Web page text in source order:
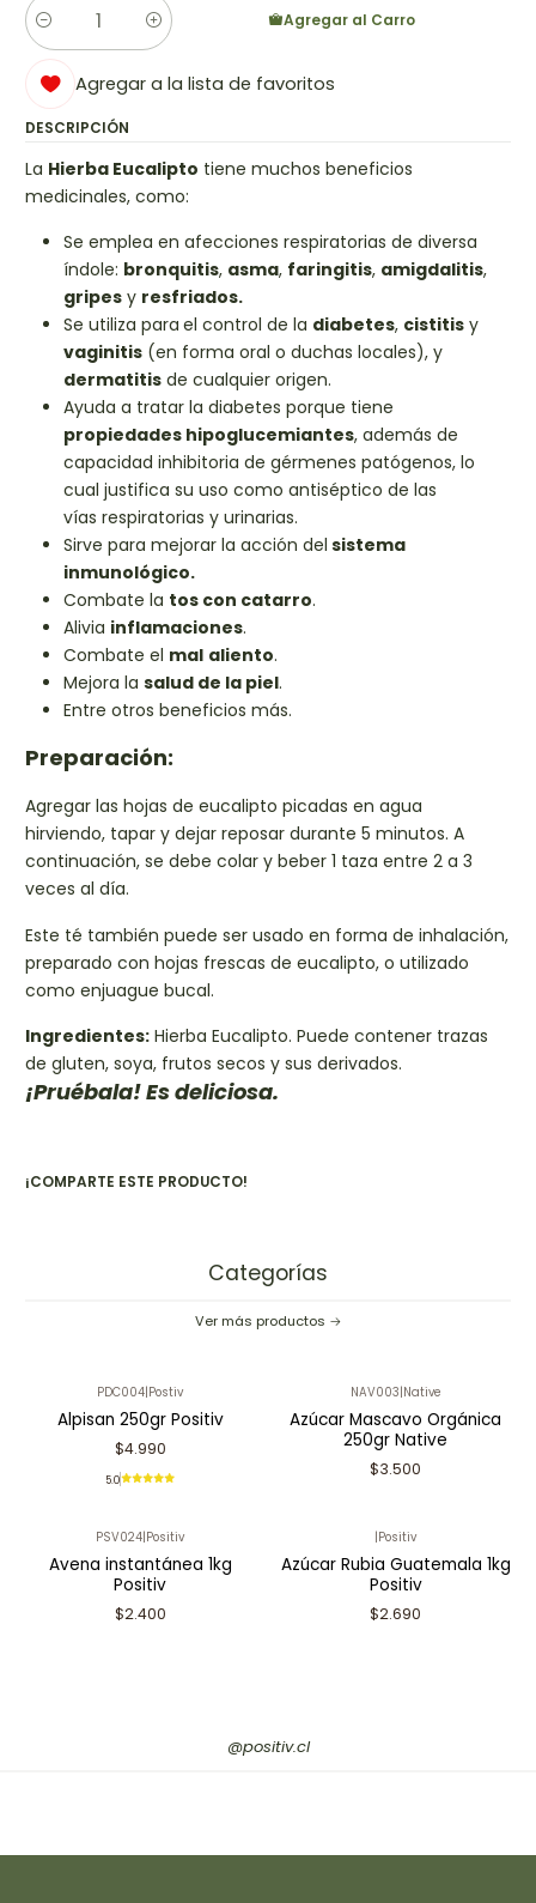
Cantidad
Agregar al Carro
Agregar a la lista de favoritos
DESCRIPCIÓN
La Hierba Eucalipto tiene muchos beneficios
medicinales, como:
Se emplea en afecciones respiratorias de diversa
índole: bronquitis, asma, faringitis, amigdalitis,
gripes y resfriados.
Se utiliza para el control de la diabetes, cistitis y
vaginitis (en forma oral o duchas locales), y
dermatitis de cualquier origen.
Ayuda a tratar la diabetes porque tiene
propiedades hipoglucemiantes, además de
capacidad inhibitoria de gérmenes patógenos, lo
cual justifica su uso como antiséptico de las
vías respiratorias y urinarias.
Sirve para mejorar la acción del sistema
inmunológico.
Combate la tos con catarro.
Alivia inflamaciones.
Combate el mal aliento.
Mejora la salud de la piel.
Entre otros beneficios más.
Preparación:
Agregar las hojas de eucalipto picadas en agua
hirviendo, tapar y dejar reposar durante 5 minutos. A
continuación, se debe colar y beber 1 taza entre 2 a 3
veces al día.
Este té también puede ser usado en forma de inhalación,
preparado con hojas frescas de eucalipto, o utilizado
como enjuague bucal.
Ingredientes: Hierba Eucalipto. Puede contener trazas
de gluten, soya, frutos secos y sus derivados.
¡Pruébala! Es deliciosa.
¡COMPARTE ESTE PRODUCTO!
Categorías
Ver más productos
PDC004 Postiv
Alpisan 250gr Positiv
$4.990
5.0
NAV003 Native
Azúcar Mascavo Orgánica
250gr Native
$3.500
PSV024|Positiv
Avena instantánea 1kg
Positiv
$2.400
|Positiv
Azúcar Rubia Guatemala 1kg
Positiv
$2.690
@positiv.cl